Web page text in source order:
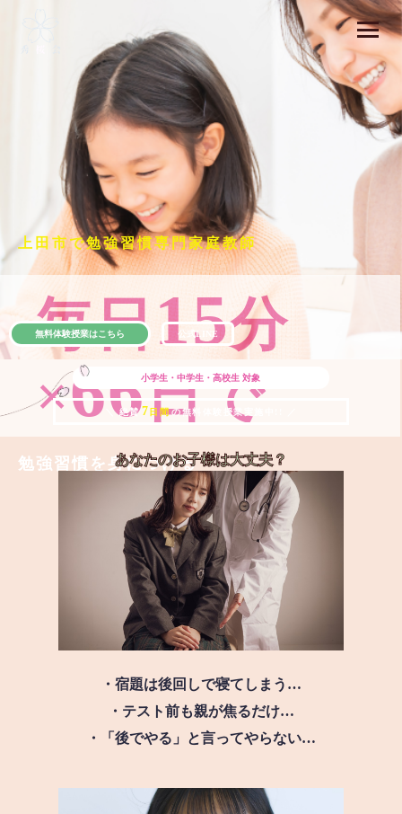
上田市で勉強習慣専門家庭教師
毎日15分
×66日で
勉強習慣を身につける
小学生・中学生・高校生 対象
＼ 絶賛 7 日間の無料体験授業実施中!! ／
無料体験授業はこちら 公式LINE
あなたのお子様は大丈夫？
・宿題は後回しで寝てしまう…
・テスト前も親が焦るだけ…
・「後でやる」と言ってやらない…